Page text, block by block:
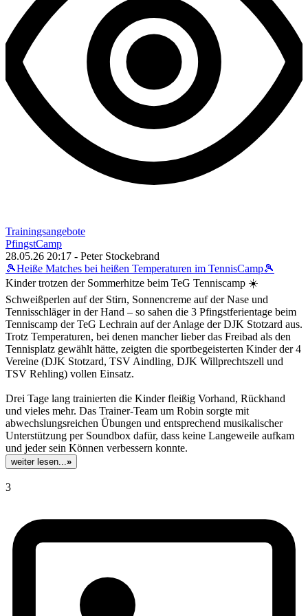
Trainingsangebote
PfingstCamp
28.05.26 20:17 - Peter Stockebrand
🎾Heiße Matches bei heißen Temperaturen im TennisCamp🎾
Kinder trotzen der Sommerhitze beim TeG Tenniscamp ☀️
Schweißperlen auf der Stirn, Sonnencreme auf der Nase und
Tennisschläger in der Hand – so sahen die 3 Pfingstferientage beim
Tenniscamp der TeG Lechrain auf der Anlage der DJK Stotzard aus.
Trotz Temperaturen, bei denen mancher lieber das Freibad als den
Tennisplatz gewählt hätte, zeigten die sportbegeisterten Kinder der 4
Vereine (DJK Stotzard, TSV Aindling, DJK Willprechtszell und
TSV Rehling) vollen Einsatz.
Drei Tage lang trainierten die Kinder fleißig Vorhand, Rückhand
und vieles mehr. Das Trainer-Team um Robin sorgte mit
abwechslungsreichen Übungen und entsprechend musikalischer
Unterstützung per Soundbox dafür, dass keine Langeweile aufkam
und jeder sein Können verbessern konnte.
weiter lesen...»
3